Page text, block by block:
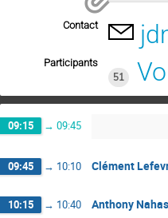
Contact
Participants
51
09:15 → 09:45
09:45 → 10:10 Clément
10:15 → 10:40 Anthony